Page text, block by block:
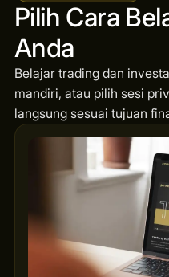
Pilih Cara
Anda
Belajar trading dan
mandiri, atau pilih sesi
langsung sesuai tujuan